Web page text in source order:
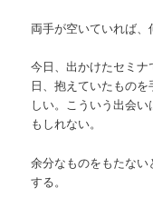
両手が空いていれば、
今日、出かけたセミ
日、抱えていたもの
しい。こういう出会
もしれない。
余分なものをもたな
する。